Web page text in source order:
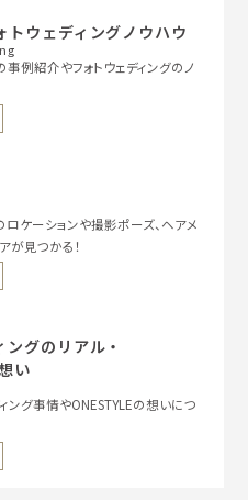
トウェディングノウハウ
例紹介やフォトウェディングのノ
ロケーションや撮影ポーズ、ヘアメ
が見つかる！
ングのリアル・
い
ング事情やONESTYLEの想いにつ